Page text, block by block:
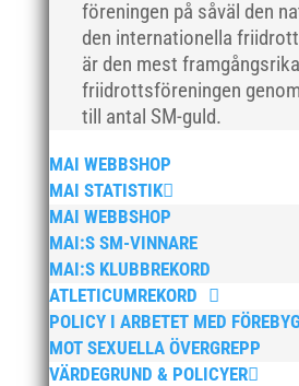
föreningen på såväl den
den internationella
är den mest framgångsrika
friidrottsföreningen
till antal SM-guld.
MAI WEBBSHOP
MAI STATISTIK
MAI WEBBSHOP
MAI:S SM-VINNARE
MAI:S KLUBBREKORD
ATLETICUMREKORD
POLICY I ARBETET MED
MOT SEXUELLA ÖVERGREPP
VÄRDEGRUND & POLICYER
november 2018
oktober 2018
september 2018
augusti 2018
juni 2018
maj 2018
april 2018
mars 2018
februari 2018
januari 2018
december 2017